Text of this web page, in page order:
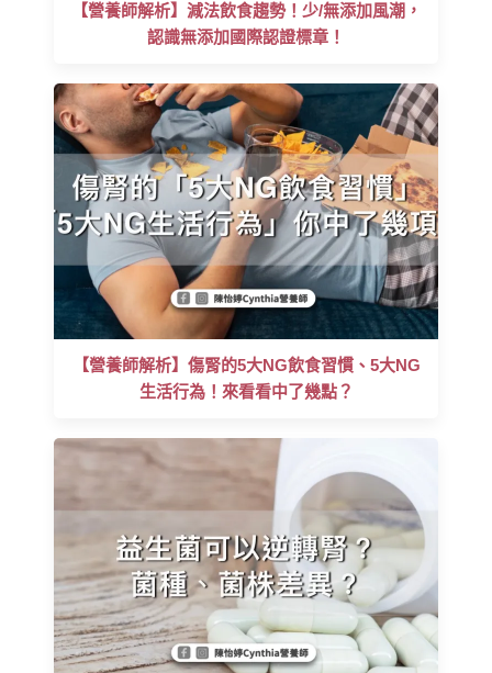
【營養師解析】減法飲食趨勢！少/無添加風潮，
認識無添加國際認證標章！
【營養師解析】傷腎的5大NG飲食習慣、5大NG
生活行為！來看看中了幾點？